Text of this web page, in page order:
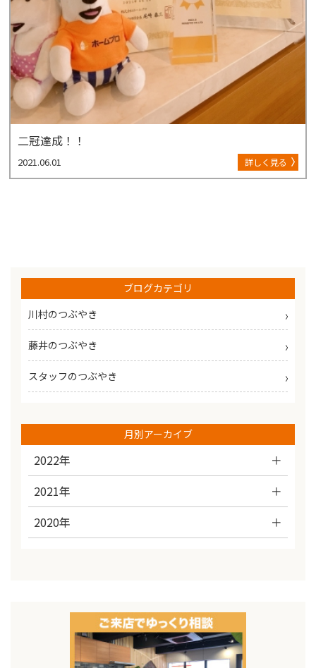
二冠達成！！
2021.06.01 詳しく見る
ブログカテゴリ
川村のつぶやき
藤井のつぶやき
スタッフのつぶやき
月別アーカイブ
2022年
2021年
2020年